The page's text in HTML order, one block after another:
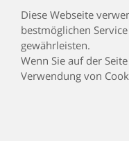
Diese Webseite
bestmöglichen
gewährleisten.
Wenn Sie auf der
Verwendung von